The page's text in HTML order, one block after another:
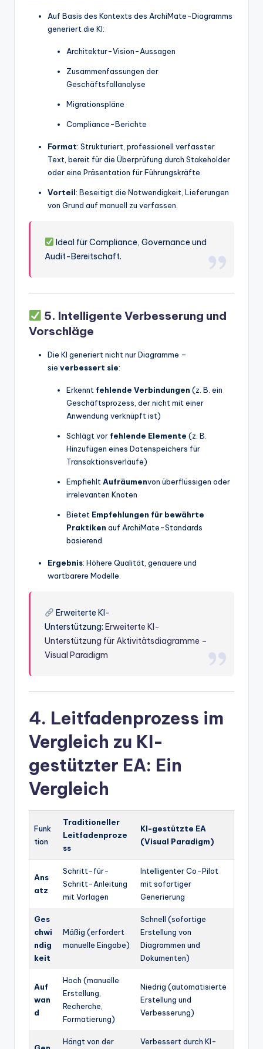
Auf Basis des Kontexts des ArchiMate-Diagramms
generiert die KI:
Architektur-Vision-Aussagen
Zusammenfassungen der
Geschäftsfallanalyse
Migrationspläne
Compliance-Berichte
Format: Strukturiert, professionell verfasster
Text, bereit für die Überprüfung durch Stakeholder
oder eine Präsentation für Führungskräfte.
Vorteil: Beseitigt die Notwendigkeit, Lieferungen
von Grund auf manuell zu verfassen.
Ideal für Compliance, Governance und
Audit-Bereitschaft.
5. Intelligente Verbesserung und
Vorschläge
Die KI generiert nicht nur Diagramme –
sie verbessert sie:
Erkennt fehlende Verbindungen (z. B. ein
Geschäftsprozess, der nicht mit einer
Anwendung verknüpft ist)
Schlägt vor fehlende Elemente (z. B.
Hinzufügen eines Datenspeichers für
Transaktionsverläufe)
Empfiehlt Aufräumenvon überflüssigen oder
irrelevanten Knoten
Bietet Empfehlungen für bewährte
Praktiken auf ArchiMate-Standards
basierend
Ergebnis: Höhere Qualität, genauere und
wartbarere Modelle.
Erweiterte KI-
Unterstützung:Erweiterte KI-
Unterstützung für Aktivitätsdiagramme –
Visual Paradigm
4. Leitfadenprozess im
Vergleich zu KI-
gestützter EA: Ein
Vergleich
Funk
tion
Traditioneller
Leitfadenproze
ss
KI-gestützte EA
(Visual Paradigm)
Ans
atz
Schritt-für-
Schritt-Anleitung
mit Vorlagen
Intelligenter Co-Pilot
mit sofortiger
Generierung
Ges
chwi
ndig
keit
Mäßig (erfordert
manuelle Eingabe)
Schnell (sofortige
Erstellung von
Diagrammen und
Dokumenten)
Auf
wan
d
Hoch (manuelle
Erstellung,
Recherche,
Formatierung)
Niedrig (automatisierte
Erstellung und
Verbesserung)
Hängt von der Verbessert durch KI-